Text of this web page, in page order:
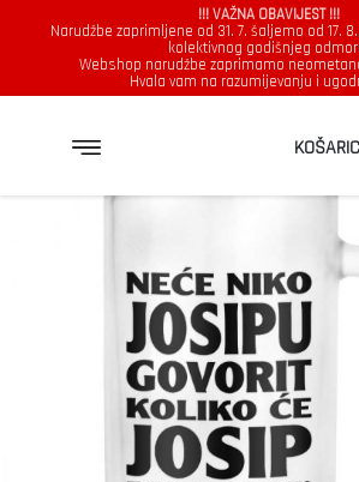
!!! VAŽNA OBAVIJEST !!!
Narudžbe zaprimljene od 31. 7. šaljemo od 17.
kolektivnog godišnjeg
Webshop narudžbe zaprimamo
Hvala vam na razumijevanju i
NEĆE NIKO JOSIPU